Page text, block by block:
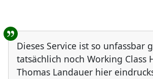
Benutzer-
Dieses Service ist so unfassbar
tatsächlich noch Working Class
Thomas Landauer hier